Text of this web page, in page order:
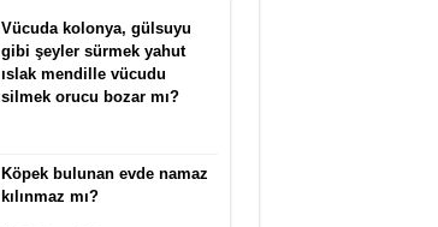
Vücuda kolonya, gülsuyu
gibi şeyler sürmek yahut
ıslak mendille vücudu
silmek orucu bozar mı?
Köpek bulunan evde namaz
kılınmaz mı?